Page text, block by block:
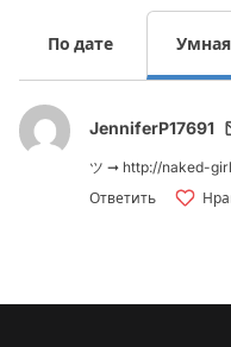
По дате
JenniferP17691
ツ ➞ http://naked-
Ответить